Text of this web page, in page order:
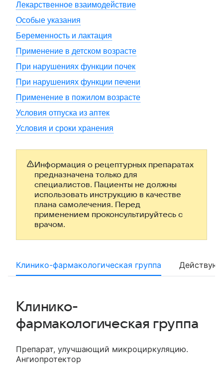
Лекарственное взаимодействие
Особые указания
Беременность и лактация
Применение в детском возрасте
При нарушениях функции почек
При нарушениях функции печени
Применение в пожилом возрасте
Условия отпуска из аптек
Условия и сроки хранения
Информация о рецептурных препаратах
предназначена только для
специалистов. Пациенты не должны
использовать инструкцию в качестве
плана самолечения. Перед
применением проконсультируйтесь с
врачом.
Клинико-фармакологическая группа
Клинико-
фармакологическая группа
Препарат, улучшающий микроциркуляцию.
Ангиопротектор